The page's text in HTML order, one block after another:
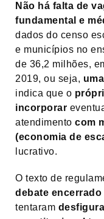
Não há falta de
fundamental e
dados do censo
e municípios no
de 36,2 milhões,
2019, ou seja,
indica que o
incorporar
atendimento com
(economia de
lucrativo.
O texto de
debate encerrado
tentaram